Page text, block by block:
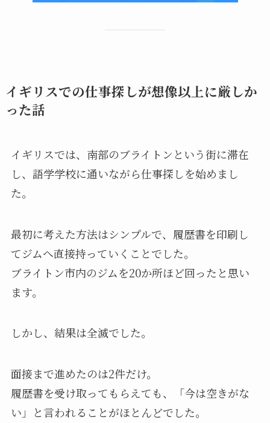
イギリスでの仕事探しが想像以上に厳しか
った話
イギリスでは、南部のブライトンという街に滞在
し、語学学校に通いながら仕事探しを始めまし
た。
最初に考えた方法はシンプルで、履歴書を印刷し
てジムへ直接持っていくことでした。
ブライトン市内のジムを20か所ほど回ったと思い
ます。
しかし、結果は全滅でした。
面接まで進めたのは2件だけ。
履歴書を受け取ってもらえても、「今は空きがな
い」と言われることがほとんどでした。